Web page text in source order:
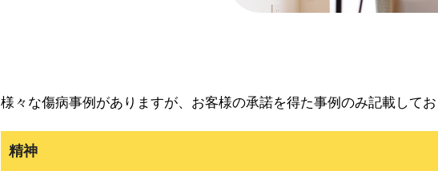
様々な傷病事例がありますが、お客様の承諾を得た事例のみ記載してお
精神